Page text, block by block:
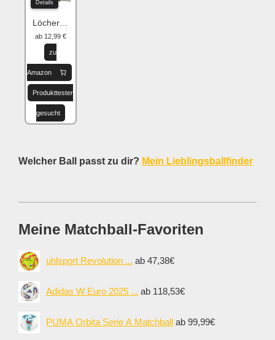
Details
Löcher flicken
ab 12,99 €
zu
Amazon
Produkttester
gesucht
Welcher Ball passt zu dir? Mein Lieblingsballfinder
Meine Matchball-Favoriten
uhlsport Revolution ... ab 47,38€
Adidas W Euro 2025 ... ab 118,53€
PUMA Orbita Serie A Matchball ab 99,99€